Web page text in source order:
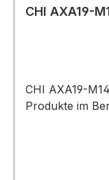
CHI AXA19-
CHI AXA19-M14-